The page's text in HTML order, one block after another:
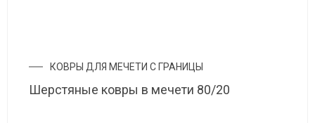
КОВРЫ ДЛЯ МЕЧЕТИ С ГРАНИЦЫ
Шерстяные ковры в мечети 80/20